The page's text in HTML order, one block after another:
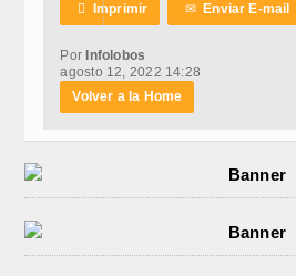
 Imprimir ✉Enviar E-mail
Por Infolobos
agosto 12, 2022 14:28
Volver a la Home